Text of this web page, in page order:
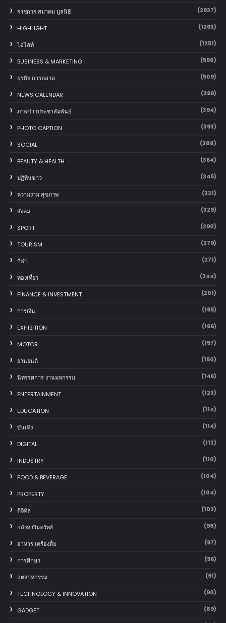
ราชการ สมาคม มูลนิธิ (2937)
HIGHLIGHT (1263)
ไฮไลท์ (1251)
BUSINESS & MARKETING (558)
ธุรกิจ การตลาด (509)
NEWS CALENDAR (399)
ภาพข่าวประชาสัมพันธ์ (394)
PHOTO CAPTION (393)
SOCIAL (388)
BEAUTY & HEALTH (364)
ปฏิทินข่าว (345)
ความงาม สุขภาพ (331)
สังคม (329)
SPORT (290)
TOURISM (279)
กีฬา (271)
ท่องเที่ยว (244)
FINANCE & INVESTMENT (201)
การเงิน (195)
EXHIBITION (166)
MOTOR (157)
‎ยานยนต์‎ (150)
นิทรรศการ งานมหกรรม (146)
ENTERTAINMENT (123)
EDUCATION (114)
บันเทิง (114)
DIGITAL (112)
INDUSTRY (110)
FOOD & BEVERAGE (104)
PROPERTY (104)
ดิจิทัล (103)
อสังหาริมทรัพย์ (98)
อาหาร เครื่องดื่ม (97)
การศึกษา (96)
อุตสาหกรรม (91)
TECHNOLOGY & INNOVATION (90)
GADGET (89)